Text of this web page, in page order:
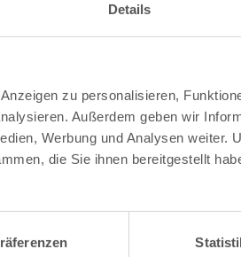
Details
zu personalisieren,
Außerdem geben wir
Werbung und Analysen weiter.
die Sie ihnen bereitgestellt